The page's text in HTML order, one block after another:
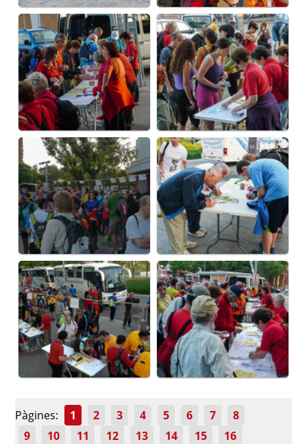
Pàgines: 1 2 3 4 5 6 7
8
9
10 11 12 13 14 15
16